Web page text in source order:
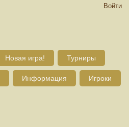
Войти
Новая игра! Турниры
Информация Игроки